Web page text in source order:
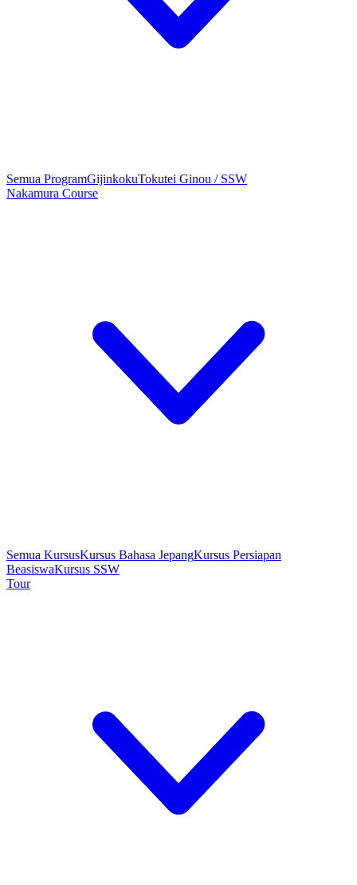
Semua ProgramGijinkokuTokutei Ginou / SSW
Nakamura Course
Semua KursusKursus Bahasa JepangKursus Persiapan
BeasiswaKursus SSW
Tour